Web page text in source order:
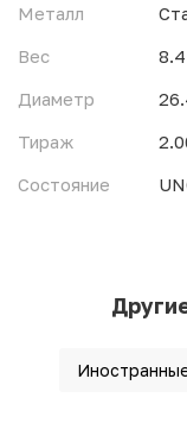
Металл
Вес
8.4
Диаметр
Тираж
Состояние